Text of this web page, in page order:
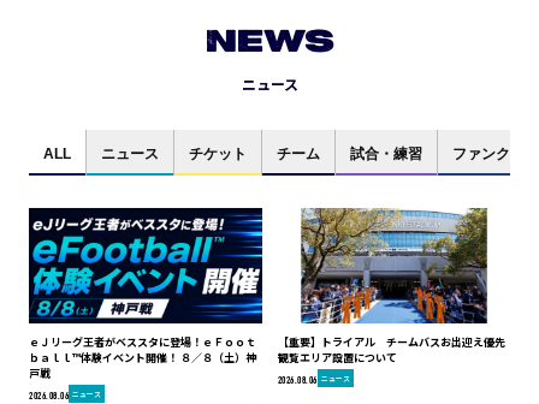
NEWS
ニュース
ALL ニュース チケット チーム 試合・練習 ファンクラブ
ｅＪリーグ王者がベススタに登場！ｅＦｏｏｔ
ｂａｌｌ™体験イベント開催！ ８／８（土）神
戸戦
2026.08.06 ニュース
【重要】トライアル チームバスお出迎え優先
観覧エリア設置について
2026.08.06 ニュース